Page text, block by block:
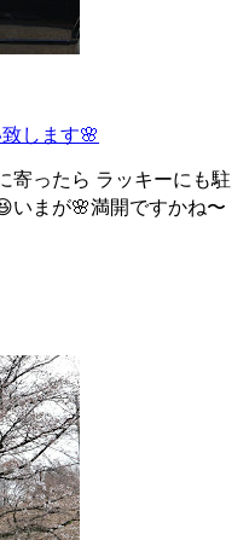
します🌸
寄ったら ラッキーにも駐
いまが🌸満開ですかね〜